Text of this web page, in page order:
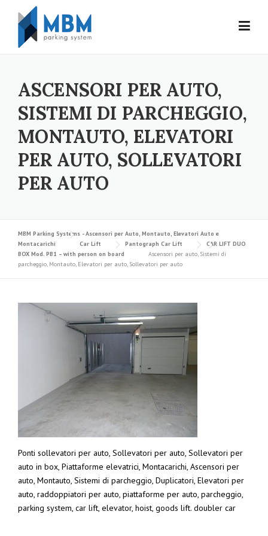
Skip to content
ASCENSORI PER AUTO,
SISTEMI DI PARCHEGGIO,
MONTAUTO, ELEVATORI
PER AUTO, SOLLEVATORI
PER AUTO
MBM Parking Systems - Ascensori per Auto, Montauto, Elevatori Auto e
Montacarichi
Car Lift Pantograph Car Lift
CAR LIFT DUO
BOX Mod. PB1 – with person on board
Ascensori per auto, Sistemi di
parcheggio, Montauto, Elevatori per auto, Sollevatori per auto
Ponti sollevatori per auto, Sollevatori per auto, Sollevatori per
auto in box, Piattaforme elevatrici, Montacarichi, Ascensori per
auto, Montauto, Sistemi di parcheggio, Duplicatori, Elevatori per
auto, raddoppiatori per auto, piattaforme per auto, parcheggio,
parking system, car lift, elevator, hoist, goods lift. doubler car